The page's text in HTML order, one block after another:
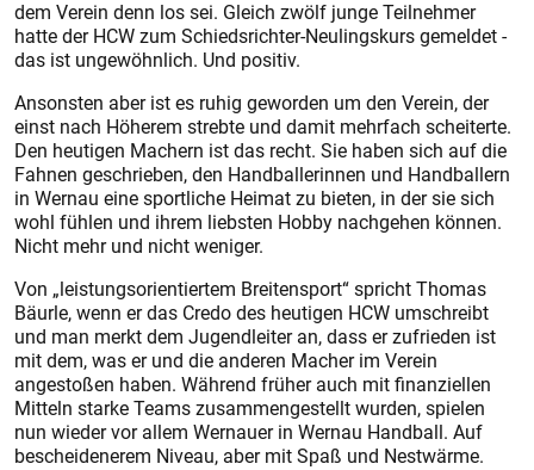
dem Verein denn los sei. Gleich zwölf junge Teilnehmer
hatte der HCW zum Schiedsrichter-Neulingskurs gemeldet -
das ist ungewöhnlich. Und positiv.
Ansonsten aber ist es ruhig geworden um den Verein, der
einst nach Höherem strebte und damit mehrfach scheiterte.
Den heutigen Machern ist das recht. Sie haben sich auf die
Fahnen geschrieben, den Handballerinnen und Handballern
in Wernau eine sportliche Heimat zu bieten, in der sie sich
wohl fühlen und ihrem liebsten Hobby nachgehen können.
Nicht mehr und nicht weniger.
Von „leistungsorientiertem Breitensport“ spricht Thomas
Bäurle, wenn er das Credo des heutigen HCW umschreibt
und man merkt dem Jugendleiter an, dass er zufrieden ist
mit dem, was er und die anderen Macher im Verein
angestoßen haben. Während früher auch mit finanziellen
Mitteln starke Teams zusammengestellt wurden, spielen
nun wieder vor allem Wernauer in Wernau Handball. Auf
bescheidenerem Niveau, aber mit Spaß und Nestwärme.